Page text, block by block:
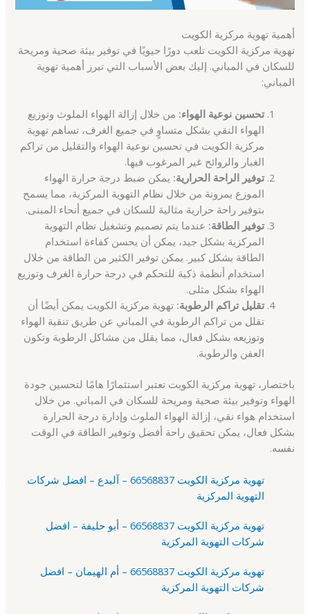
أهمية تهوية مركزية الكويت
تهوية مركزية الكويت تلعب دورًا حيويًا في توفير بيئة صحية ومريحة
للسكان في المباني. إليك بعض الأسباب التي تبرز أهمية تهوية
المباني:
تحسين نوعية الهواء: من خلال إزالة الهواء الملوث وتوزيع
الهواء النقي بشكل متساوٍ في جميع الغرف، تساهم تهوية
مركزية الكويت في تحسين نوعية الهواء والتقليل من تراكم
الغبار والروائح غير المرغوب فيها.
توفير الراحة الحرارية: يمكن ضبط درجة حرارة الهواء
الموزع بمرونة من خلال نظام التهوية المركزية، مما يسمح
بتوفير راحة حرارية مثالية للسكان في جميع أنحاء المبنى.
توفير الطاقة: عندما يتم تصميم وتشغيل نظام التهوية
المركزية بشكل جيد، يمكن أن يحسن كفاءة استخدام
الطاقة بشكل كبير. يمكن توفير الكثير من الطاقة من خلال
استخدام أنظمة ذكية للتحكم في درجة حرارة الغرف وتوزيع
الهواء بشكل مثلى.
تقليل تراكم الرطوبة: تهوية مركزية الكويت يمكن أيضًا أن
تقلل من تراكم الرطوبة في المباني عن طريق تنقية الهواء
وتوزيعه بشكل فعال، مما يقلل من مشاكل الرطوبة وتكون
العفن والرطوبة.
باختصار، تهوية مركزية الكويت تعتبر استثمارًا هامًا لتحسين جودة
الهواء وتوفير بيئة صحية ومريحة للسكان في المباني. من خلال
استخدام هواء نقي، إزالة الهواء الملوث وإدارة درجة الحرارة
بشكل فعال، يمكن تحقيق راحة أفضل وتوفير الطاقة في الوقت
نفسه.
تهوية مركزية الكويت 66568837 – آلبدع – افضل شركات
التهوية المركزية
تهوية مركزية الكويت 66568837 – أبو حليفة – افضل
شركات التهوية المركزية
تهوية مركزية الكويت 66568837 – أم الهيمان – افضل
شركات التهوية المركزية